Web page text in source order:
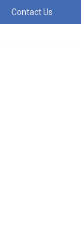
Contact Us